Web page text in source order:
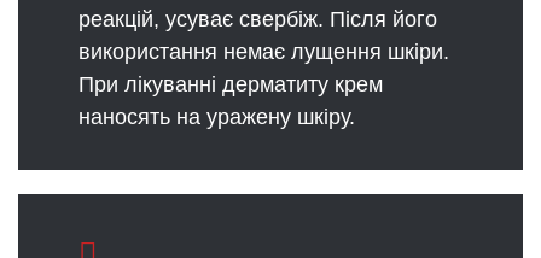
реакцій, усуває свербіж. Після його
використання немає лущення шкіри.
При лікуванні дерматиту крем
наносять на уражену шкіру.